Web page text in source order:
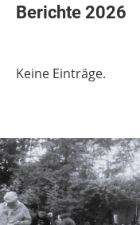
Berichte 2026
Keine Einträge.